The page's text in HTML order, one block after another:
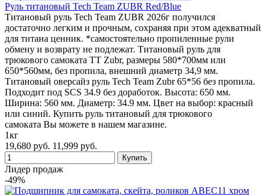
Руль титановый Tech Team ZUBR Red/Blue
Титановый руль Tech Team ZUBR 2026г получился
достаточно легким и прочным, сохраняя при этом адекватный
для титана ценник. *самостоятельно пропиленные рули
обмену и возврату не подлежат. Титановый руль для
трюкового самоката TT Zubr, размеры 580*700мм или
650*560мм, без пропила, внешний диаметр 34,9 мм.
Титановый оверсайз руль Tech Team Zubr 65*56 без пропила.
Подходит под SCS 34.9 без доработок. Высота: 650 мм.
Ширина: 560 мм. Диаметр: 34.9 мм. Цвет на выбор: красный
или синий. Купить руль титановый для трюкового
самоката Вы можете в нашем магазине.
1кг
19,680 руб. 11,999 руб.
Лидер продаж
-49%